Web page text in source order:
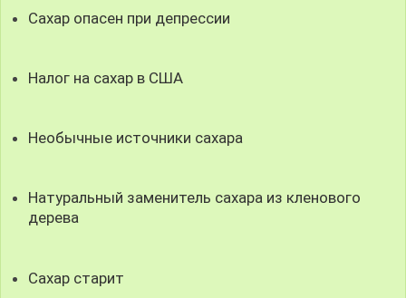
Сахар опасен при депрессии
Налог на сахар в США
Необычные источники сахара
Натуральный заменитель сахара из кленового
дерева
Сахар старит